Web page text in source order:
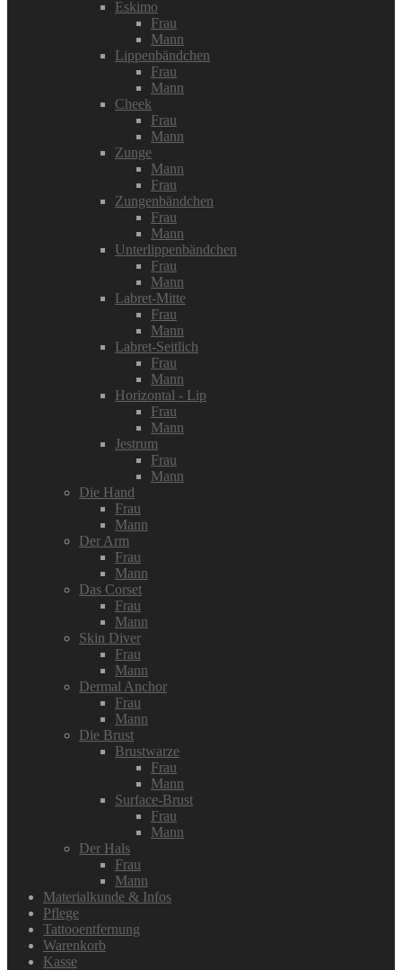
Eskimo
Frau
Mann
Lippenbändchen
Frau
Mann
Cheek
Frau
Mann
Zunge
Mann
Frau
Zungenbändchen
Frau
Mann
Unterlippenbändchen
Frau
Mann
Labret-Mitte
Frau
Mann
Labret-Seitlich
Frau
Mann
Horizontal - Lip
Frau
Mann
Jestrum
Frau
Mann
Die Hand
Frau
Mann
Der Arm
Frau
Mann
Das Corset
Frau
Mann
Skin Diver
Frau
Mann
Dermal Anchor
Frau
Mann
Die Brust
Brustwarze
Frau
Mann
Surface-Brust
Frau
Mann
Der Hals
Frau
Mann
Materialkunde & Infos
Pflege
Tattooentfernung
Warenkorb
Kasse